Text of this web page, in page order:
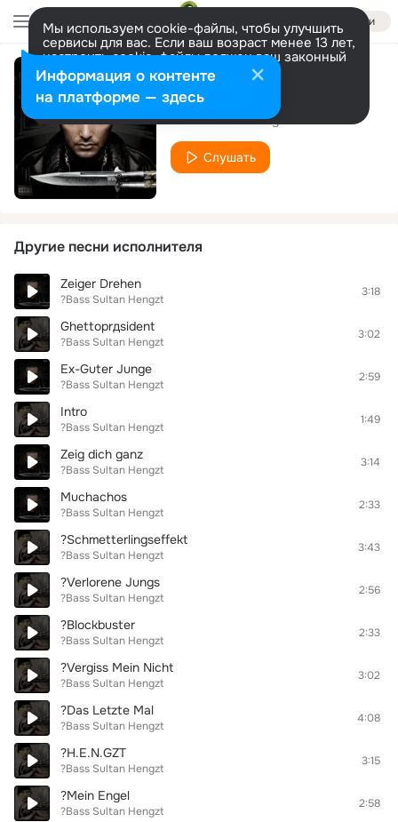
Войти
Мы используем cookie-файлы, чтобы улучшить
сервисы для вас. Если ваш возраст менее 13 лет,
настроить cookie-файлы должен ваш законный
представитель. Больше информации
Разрешить все Настроить
N.W.O.
?Bass Sultan Hengzt
Слушать
Другие песни исполнителя
Zeiger Drehen
?Bass Sultan Hengzt
3:18
Ghettoprдsident
?Bass Sultan Hengzt
3:02
Ex-Guter Junge
?Bass Sultan Hengzt
2:59
Intro
?Bass Sultan Hengzt
1:49
Zeig dich ganz
?Bass Sultan Hengzt
3:14
Muchachos
?Bass Sultan Hengzt
2:33
?Schmetterlingseffekt
?Bass Sultan Hengzt
3:43
?Verlorene Jungs
?Bass Sultan Hengzt
2:56
?Blockbuster
?Bass Sultan Hengzt
2:33
?Vergiss Mein Nicht
?Bass Sultan Hengzt
3:02
?Das Letzte Mal
?Bass Sultan Hengzt
4:08
?H.E.N.GZT
?Bass Sultan Hengzt
3:15
?Mein Engel
?Bass Sultan Hengzt
2:58
Информация о контенте
на платформе — здесь